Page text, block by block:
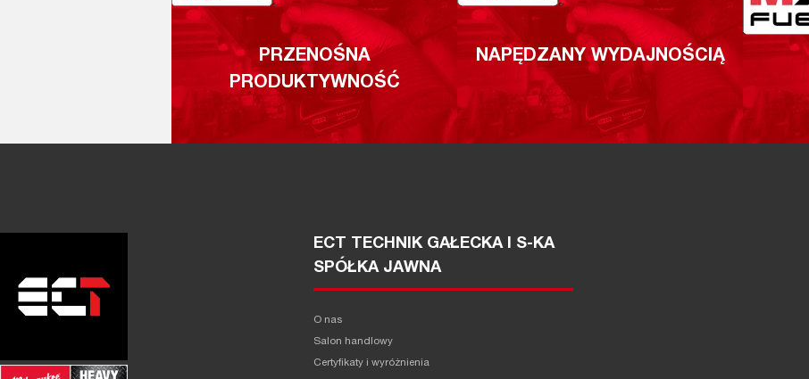
PRZENOŚNA
PRODUKTYWNOŚĆ
NAPĘDZANY WYDAJNOŚCIĄ
ECT TECHNIK GAŁECKA I S-KA
SPÓŁKA JAWNA
O nas
Salon handlowy
Certyfikaty i wyróżnienia